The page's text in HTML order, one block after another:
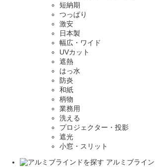
短納期
つっぱり
激安
日本製
幅広・ワイド
UVカット
遮熱
はっ水
防炎
和紙
柄物
業務用
洗える
プロジェクター・投影
遮光
小窓・スリット
アルミブライン